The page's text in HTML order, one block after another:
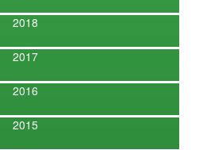
2018
2017
2016
2015